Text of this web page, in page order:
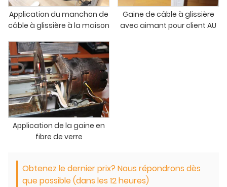
Application du manchon de
câble à glissière à la maison
Gaine de câble à glissière
avec aimant pour client AU
Application de la gaine en
fibre de verre
Obtenez le dernier prix? Nous répondrons dès
que possible (dans les 12 heures)